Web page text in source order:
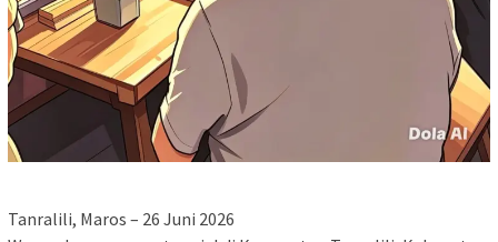
Tanralili, Maros – 26 Juni 2026